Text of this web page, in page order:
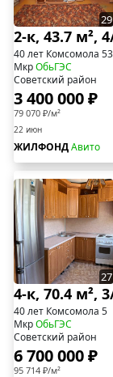
29
2-к, 43.7 м²,
40 лет Комсомола 53
МкрОбьГЭС
Советский район
3 400 000 ₽
79 070 ₽/м²
22 июн
ЖИЛФОНДАвито
27
4-к, 70.4 м²,
40 лет Комсомола 5
МкрОбьГЭС
Советский район
6 700 000 ₽
95 714 ₽/м²